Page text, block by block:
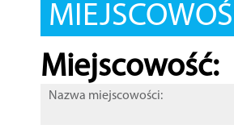
Miejscowość:
Nazwa miejscowości: